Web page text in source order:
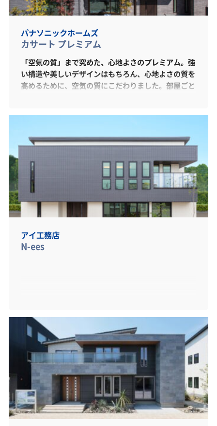
パナソニックホームズ
カサート プレミアム
「空気の質」まで究めた、心地よさのプレミアム。強
い構造や美しいデザインはもちろん、心地よさの質を
高めるために、空気の質にこだわりました。部屋ごと
住宅をご提案させていただきます。
アイ工務店
N-ees